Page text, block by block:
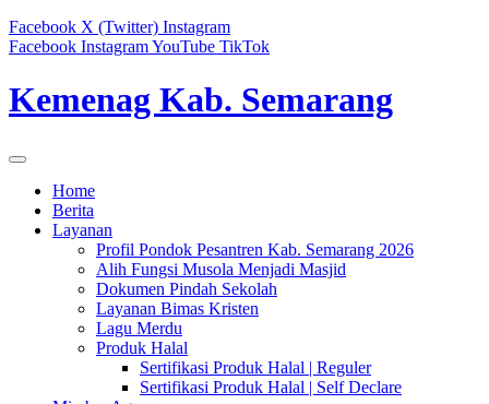
Facebook X (Twitter) Instagram
Facebook InstagramYouTube TikTok
Kemenag Kab. Semarang
Home
Berita
Layanan
Profil Pondok Pesantren Kab. Semarang 2026
Alih Fungsi Musola Menjadi Masjid
Dokumen Pindah Sekolah
Layanan Bimas Kristen
Lagu Merdu
Produk Halal
Sertifikasi Produk Halal | Reguler
Sertifikasi Produk Halal | Self Declare